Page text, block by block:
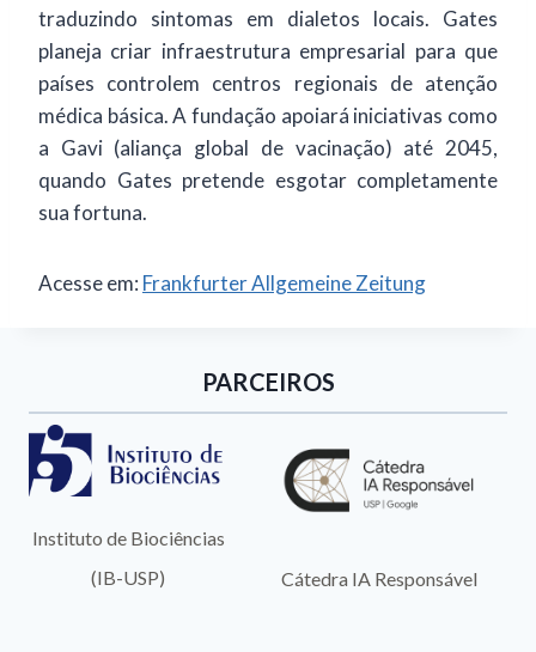
traduzindo sintomas em dialetos locais. Gates
planeja criar infraestrutura empresarial para que
países controlem centros regionais de atenção
médica básica. A fundação apoiará iniciativas como
a Gavi (aliança global de vacinação) até 2045,
quando Gates pretende esgotar completamente
sua fortuna.
Acesse em: Frankfurter Allgemeine Zeitung
PARCEIROS
Instituto de Biociências
(IB-USP)
Cátedra IA Responsável